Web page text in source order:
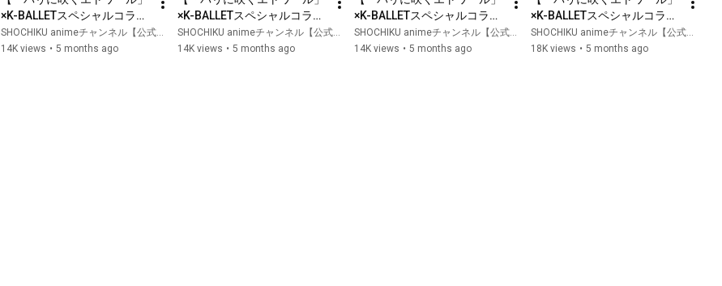
×K-BALLETスペシャルコラ
ボ】パリエト主題歌踊ってみ
た（栗原柊ver.） #パリエト
SHOCHIKU animeチャンネル【公式】 and K-BALLET CHANNEL
14K views • 5 months ago
×K-BALLETスペシャルコラ
ボ】パリエト主題歌踊ってみ
た（島村彩ver.） #パリエト
SHOCHIKU animeチャンネル【公式】 and K-BALLET CHANNEL
14K views • 5 months ago
×K-BALLETスペシャルコラ
ボ】パリエト主題歌踊ってみ
た（塚田真夕ver.） #パリエ
SHOCHIKU animeチャンネル【公式】 and K-BALLET CHANNEL
14K views • 5 months ago
×K-BALLETスペシャルコラ
ボ】パリエト主題歌踊ってみ
た（塚田真夕＆山田博貴
SHOCHIKU animeチャンネル【公式】 and K-BALLET CHANNEL
18K views • 5 months ago